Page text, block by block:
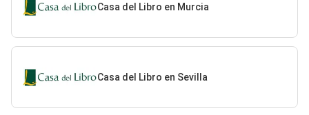
Casa del Libro en Murcia
Casa del Libro en Sevilla